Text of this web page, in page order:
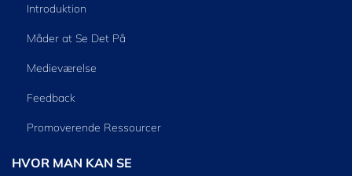
Introduktion
Måder at Se Det På
Medieværelse
Feedback
Promoverende Ressourcer
HVOR MAN KAN SE